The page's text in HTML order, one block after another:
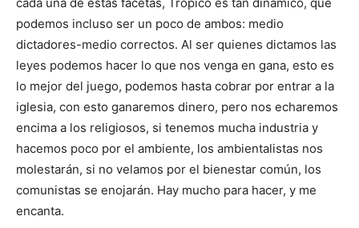
podemos incluso ser un poco de ambos: medio
dictadores-medio correctos. Al ser quienes dictamos las
leyes podemos hacer lo que nos venga en gana, esto es
lo mejor del juego, podemos hasta cobrar por entrar a la
iglesia, con esto ganaremos dinero, pero nos echaremos
encima a los religiosos, si tenemos mucha industria y
hacemos poco por el ambiente, los ambientalistas nos
molestarán, si no velamos por el bienestar común, los
comunistas se enojarán. Hay mucho para hacer, y me
encanta.